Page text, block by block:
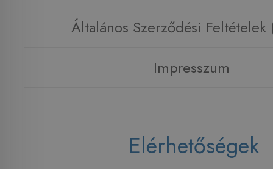
Általános Szerződési Feltételek
Impresszum
Elérhetőségek